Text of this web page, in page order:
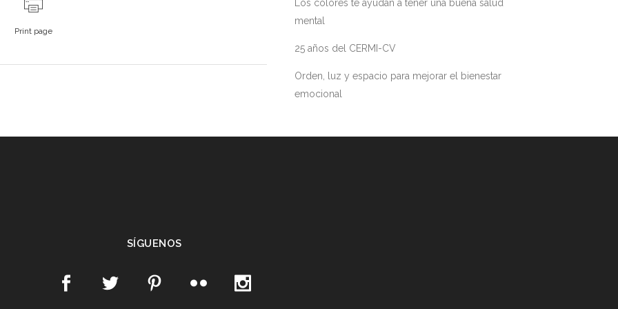
Print page
Los colores te ayudan a tener una buena salud
mental
25 años del CERMI-CV
Orden, luz y espacio para mejorar el bienestar
emocional
SÍGUENOS